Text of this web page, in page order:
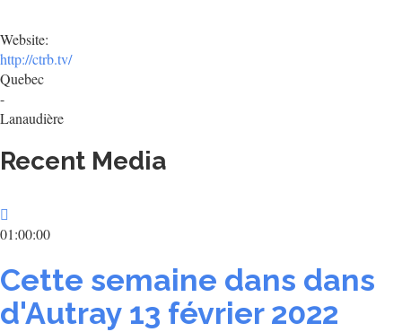
Website:
http://ctrb.tv/
Quebec
-
Lanaudière
Recent Media
01:00:00
Cette semaine dans dans
d'Autray 13 février 2022